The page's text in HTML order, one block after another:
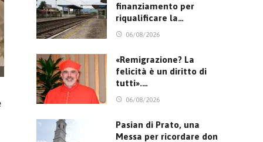
finanziamento per
riqualificare la…
06/08/2026
«Remigrazione? La
felicità è un diritto di
tutti».…
06/08/2026
Pasian di Prato, una
Messa per ricordare don